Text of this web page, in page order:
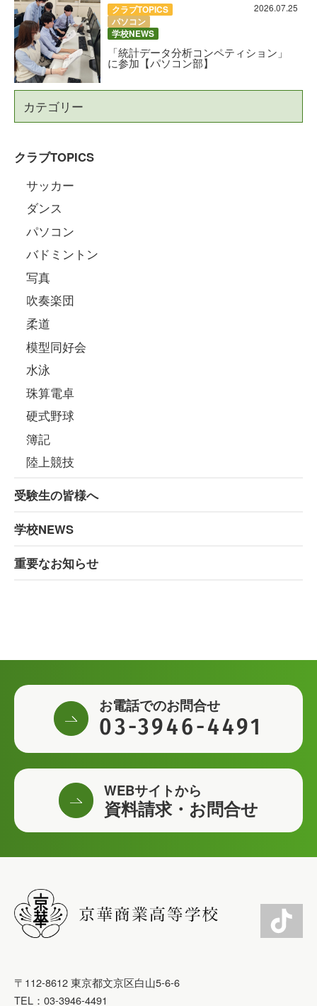
クラブTOPICS
パソコン
学校NEWS
2026.07.25
「統計データ分析コンペティション」
に参加【パソコン部】
カテゴリー
クラブTOPICS
サッカー
ダンス
パソコン
バドミントン
写真
吹奏楽団
柔道
模型同好会
水泳
珠算電卓
硬式野球
簿記
陸上競技
受験生の皆様へ
学校NEWS
重要なお知らせ
お電話でのお問合せ
03-3946-4491
WEBサイトから
資料請求・お問合せ
〒112-8612 東京都文京区白山5-6-6
TEL：03-3946-4491